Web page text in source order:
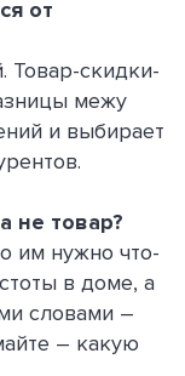
от
Товар-скидки-
межу
и выбирает
не товар?
им нужно что-
в доме, а
словами –
– какую